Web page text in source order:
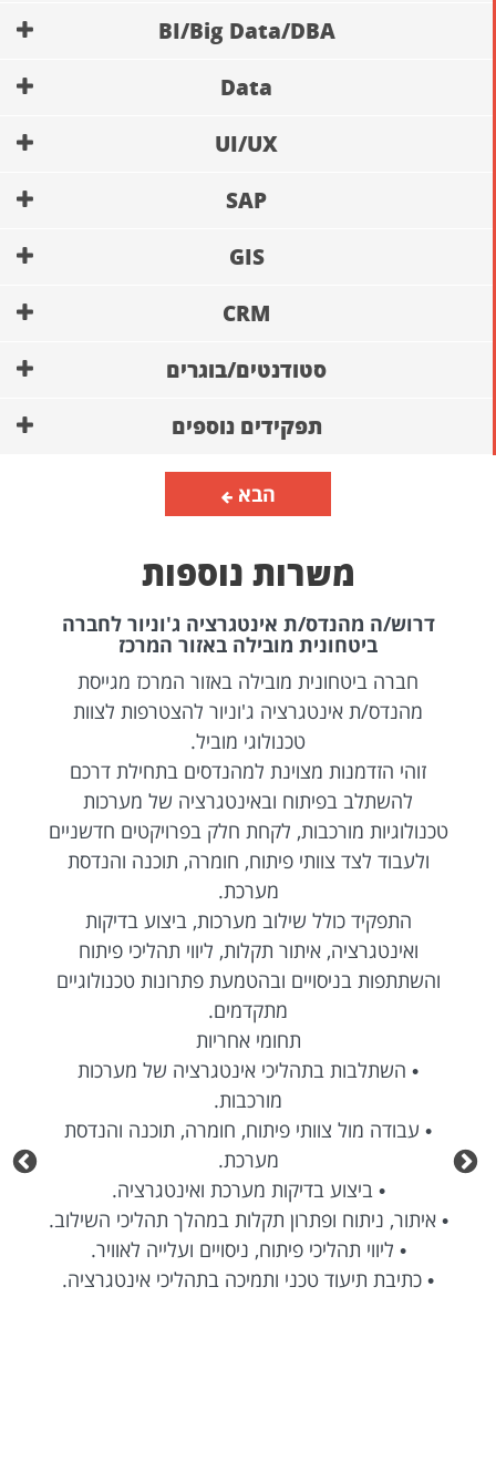
BI/Big Data/DBA
Data
UI/UX
SAP
GIS
CRM
סטודנטים/בוגרים
תפקידים נוספים
הבא
משרות נוספות
דרוש/ה מהנדס/ת אינטגרציה ג'וניור לחברה
ביטחונית מובילה באזור המרכז
חברה ביטחונית מובילה באזור המרכז מגייסת
מהנדס/ת אינטגרציה ג'וניור להצטרפות לצוות
טכנולוגי מוביל.
זוהי הזדמנות מצוינת למהנדסים בתחילת דרכם
להשתלב בפיתוח ובאינטגרציה של מערכות
טכנולוגיות מורכבות, לקחת חלק בפרויקטים חדשניים
ולעבוד לצד צוותי פיתוח, חומרה, תוכנה והנדסת
מערכת.
התפקיד כולל שילוב מערכות, ביצוע בדיקות
ואינטגרציה, איתור תקלות, ליווי תהליכי פיתוח
והשתתפות בניסויים ובהטמעת פתרונות טכנולוגיים
מתקדמים.
תחומי אחריות
• השתלבות בתהליכי אינטגרציה של מערכות
מורכבות.
• עבודה מול צוותי פיתוח, חומרה, תוכנה והנדסת
מערכת.
• ביצוע בדיקות מערכת ואינטגרציה.
• איתור, ניתוח ופתרון תקלות במהלך תהליכי השילוב.
• ליווי תהליכי פיתוח, ניסויים ועלייה לאוויר.
• כתיבת תיעוד טכני ותמיכה בתהליכי אינטגרציה.